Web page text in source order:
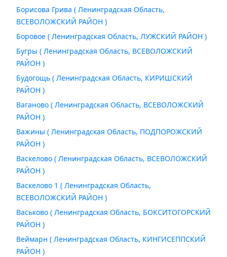
Борисова Грива ( Ленинградская Область,
ВСЕВОЛОЖСКИЙ РАЙОН )
Боровое ( Ленинградская Область, ЛУЖСКИЙ РАЙОН )
Бугры ( Ленинградская Область, ВСЕВОЛОЖСКИЙ
РАЙОН )
Будогощь ( Ленинградская Область, КИРИШСКИЙ
РАЙОН )
Ваганово ( Ленинградская Область, ВСЕВОЛОЖСКИЙ
РАЙОН )
Важины ( Ленинградская Область, ПОДПОРОЖСКИЙ
РАЙОН )
Васкелово ( Ленинградская Область, ВСЕВОЛОЖСКИЙ
РАЙОН )
Васкелово 1 ( Ленинградская Область,
ВСЕВОЛОЖСКИЙ РАЙОН )
Васьково ( Ленинградская Область, БОКСИТОГОРСКИЙ
РАЙОН )
Веймарн ( Ленинградская Область, КИНГИСЕППСКИЙ
РАЙОН )